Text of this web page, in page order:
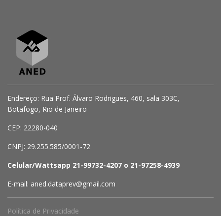
Endereço: Rua Prof. Álvaro Rodrigues, 460, sala 303C,
Botafogo, Rio de Janeiro
CEP: 22280-040
CNPJ: 29.255.585/0001-72
Celular/Wattsapp 21-99732-4207 o 21-97258-4939
E-mail: aned.dataprev@gmail.com
Política de Privacidade